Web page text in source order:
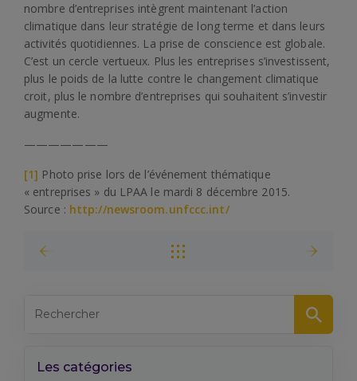
nombre d’entreprises intègrent maintenant l’action
climatique dans leur stratégie de long terme et dans leurs
activités quotidiennes. La prise de conscience est globale.
C’est un cercle vertueux. Plus les entreprises s’investissent,
plus le poids de la lutte contre le changement climatique
croit, plus le nombre d’entreprises qui souhaitent s’investir
augmente.
———————
[1] Photo prise lors de l’événement thématique
« entreprises » du LPAA le mardi 8 décembre 2015.
Source : http://newsroom.unfccc.int/
Les catégories